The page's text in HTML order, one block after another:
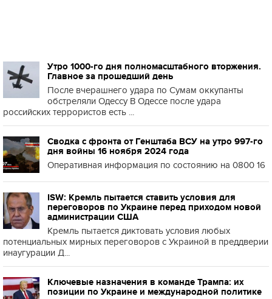
Утро 1000-го дня полномасштабного вторжения.
Главное за прошедший день
После вчерашнего удара по Сумам оккупанты
обстреляли Одессу В Одессе после удара
российских террористов есть ...
Сводка с фронта от Генштаба ВСУ на утро 997-го
дня войны 16 ноября 2024 года
Оперативная информация по состоянию на 0800 16
ISW: Кремль пытается ставить условия для
переговоров по Украине перед приходом новой
администрации США
Кремль пытается диктовать условия любых
потенциальных мирных переговоров с Украиной в преддверии
инаугурации Д...
Ключевые назначения в команде Трампа: их
позиции по Украине и международной политике